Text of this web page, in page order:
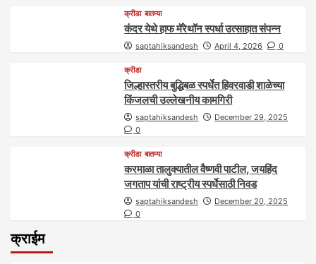
क्रीडा बातम्या
कंदर येथे हाफ मॅरेथॉन स्पर्धा उत्साहात संपन्न
saptahiksandesh April 4, 2026 0
क्रीडा
जिल्हास्तरीय बुद्धिबळ स्पर्धेत हिवरवाडी शाळेच्या
किंजलची उल्लेखनीय कामगिरी
saptahiksandesh
December 29, 2025
0
क्रीडा बातम्या
करमाळा तालुक्यातील वैष्णवी पाटील, जयहिंद
जगताप यांची राष्ट्रीय स्पर्धेसाठी निवड
saptahiksandesh
December 20, 2025
0
क्राईम